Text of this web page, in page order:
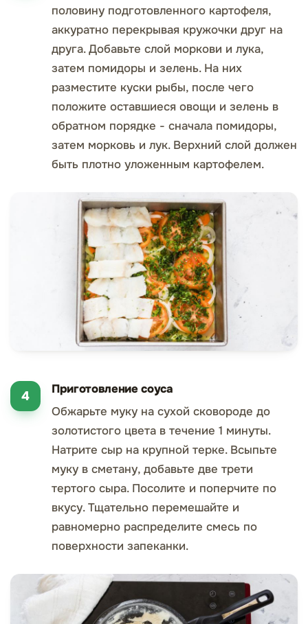
половину подготовленного картофеля,
аккуратно перекрывая кружочки друг на
друга. Добавьте слой моркови и лука,
затем помидоры и зелень. На них
разместите куски рыбы, после чего
положите оставшиеся овощи и зелень в
обратном порядке - сначала помидоры,
затем морковь и лук. Верхний слой должен
быть плотно уложенным картофелем.
Приготовление соуса
Обжарьте муку на сухой сковороде до
золотистого цвета в течение 1 минуты.
Натрите сыр на крупной терке. Всыпьте
муку в сметану, добавьте две трети
тертого сыра. Посолите и поперчите по
вкусу. Тщательно перемешайте и
равномерно распределите смесь по
поверхности запеканки.